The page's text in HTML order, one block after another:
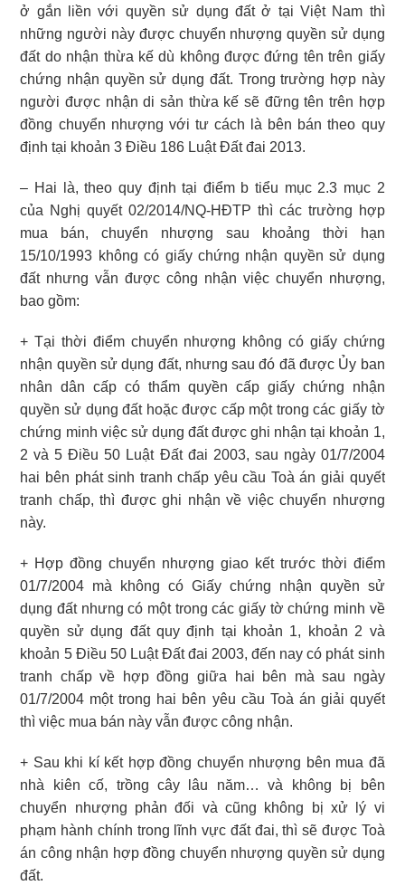
ở gắn liền với quyền sử dụng đất ở tại Việt Nam thì
những người này được chuyển nhượng quyền sử dụng
đất do nhận thừa kế dù không được đứng tên trên giấy
chứng nhận quyền sử dụng đất. Trong trường hợp này
người được nhận di sản thừa kế sẽ đững tên trên hợp
đồng chuyển nhượng với tư cách là bên bán theo quy
định tại khoản 3 Điều 186 Luật Đất đai 2013.
– Hai là, theo quy định tại điểm b tiểu mục 2.3 mục 2
của Nghị quyết 02/2014/NQ-HĐTP thì các trường hợp
mua bán, chuyển nhượng sau khoảng thời hạn
15/10/1993 không có giấy chứng nhận quyền sử dụng
đất nhưng vẫn được công nhận việc chuyển nhượng,
bao gồm:
+ Tại thời điểm chuyển nhượng không có giấy chứng
nhận quyền sử dụng đất, nhưng sau đó đã được Ủy ban
nhân dân cấp có thẩm quyền cấp giấy chứng nhận
quyền sử dụng đất hoặc được cấp một trong các giấy tờ
chứng minh việc sử dụng đất được ghi nhận tại khoản 1,
2 và 5 Điều 50 Luật Đất đai 2003, sau ngày 01/7/2004
hai bên phát sinh tranh chấp yêu cầu Toà án giải quyết
tranh chấp, thì được ghi nhận về việc chuyển nhượng
này.
+ Hợp đồng chuyển nhượng giao kết trước thời điểm
01/7/2004 mà không có Giấy chứng nhận quyền sử
dụng đất nhưng có một trong các giấy tờ chứng minh về
quyền sử dụng đất quy định tại khoản 1, khoản 2 và
khoản 5 Điều 50 Luật Đất đai 2003, đến nay có phát sinh
tranh chấp về hợp đồng giữa hai bên mà sau ngày
01/7/2004 một trong hai bên yêu cầu Toà án giải quyết
thì việc mua bán này vẫn được công nhận.
+ Sau khi kí kết hợp đồng chuyển nhượng bên mua đã
nhà kiên cố, trồng cây lâu năm… và không bị bên
chuyển nhượng phản đối và cũng không bị xử lý vi
phạm hành chính trong lĩnh vực đất đai, thì sẽ được Toà
án công nhận hợp đồng chuyển nhượng quyền sử dụng
đất.